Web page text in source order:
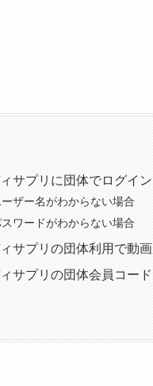
サプリに団体でログイ
ーザー名がわからない場合
ワードがわからない場合
サプリの団体利用で動
サプリの団体会員コー